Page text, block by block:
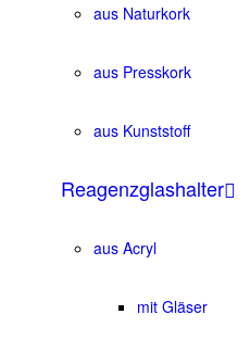
aus Naturkork
aus Presskork
aus Kunststoff
Reagenzglashalter
aus Acryl
mit Gläser